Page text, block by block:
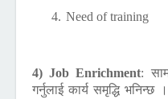
4. Need of training
4) Job Enrichment:
गर्नुलाई कार्य समृद्धि